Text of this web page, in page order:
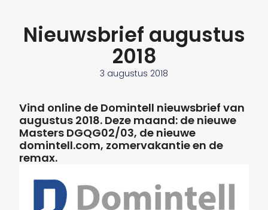
Nieuwsbrief augustus
2018
3 augustus 2018
Vind online de Domintell nieuwsbrief van
augustus 2018. Deze maand: de nieuwe
Masters DGQG02/03, de nieuwe
domintell.com, zomervakantie en de
remax.